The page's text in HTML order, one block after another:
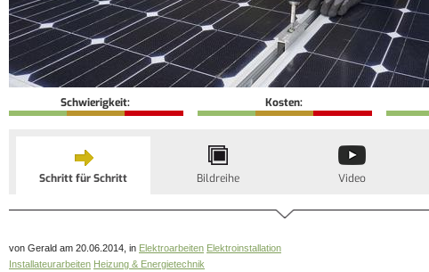
Schwierigkeit: Kosten:
Schritt für Schritt Bildreihe Video
von Gerald am 20.06.2014, in Elektroarbeiten Elektroinstallation
Installateurarbeiten Heizung & Energietechnik